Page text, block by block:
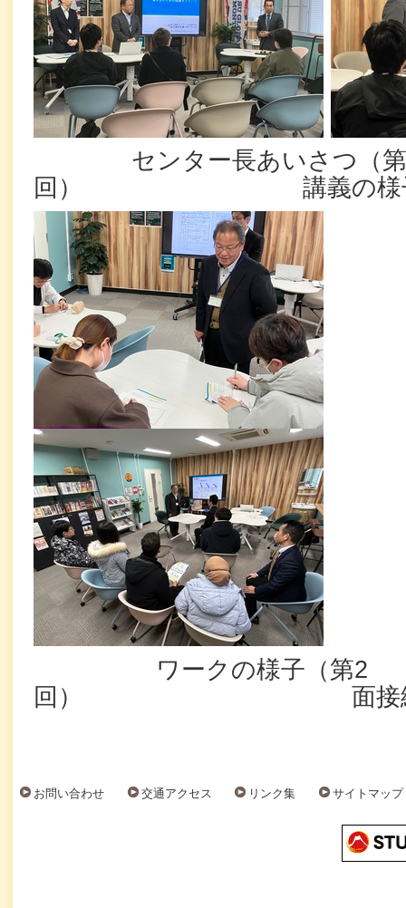
センター長あいさつ（
回） 講義の様子（
ワークの様子（第2
回） 面接練習（
お問い合わせ 交通アクセス リンク集 サイトマップ